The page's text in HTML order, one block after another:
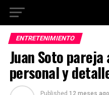
ENTRETENIMIENTO
Juan Soto
personal y
Published 12 meses ago